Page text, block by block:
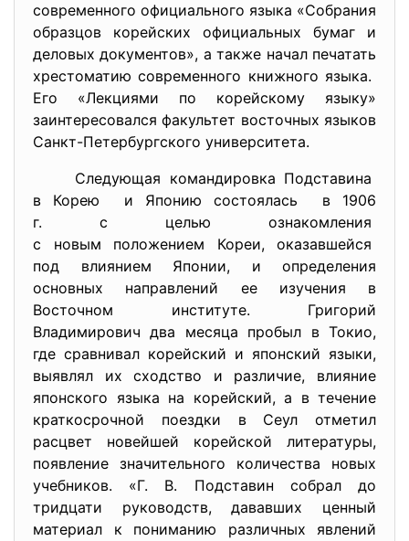
современного официального языка «Собрания
образцов корейских официальных бумаг и
деловых документов», а также начал печатать
хрестоматию современного книжного языка.
Его «Лекциями по корейскому языку»
заинтересовался факультет восточных языков
Санкт-Петербургского университета.
Следующая командировка Подставина
в Корею и Японию состоялась в 1906
г. с целью ознакомления
с новым положением Кореи, оказавшейся
под влиянием Японии, и определения
основных направлений ее изучения в
Восточном институте. Григорий
Владимирович два месяца пробыл в Токио,
где сравнивал корейский и японский языки,
выявлял их сходство и различие, влияние
японского языка на корейский, а в течение
краткосрочной поездки в Сеул отметил
расцвет новейшей корейской литературы,
появление значительного количества новых
учебников. «Г. В. Подставин собрал до
тридцати руководств, дававших ценный
материал к пониманию различных явлений